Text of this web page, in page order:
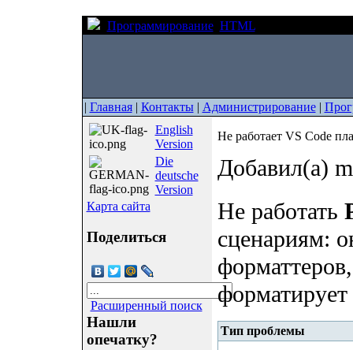
Программирование HTML
| Главная| Контакты| Администрирование|
English
Version
Die
deutsche
Version
Карта сайта
Поделиться
Расширенный поиск
Нашли
опечатку?
Не работает VS Code
Добавил(а)
Не работать
сценариям:
Тип проблемы